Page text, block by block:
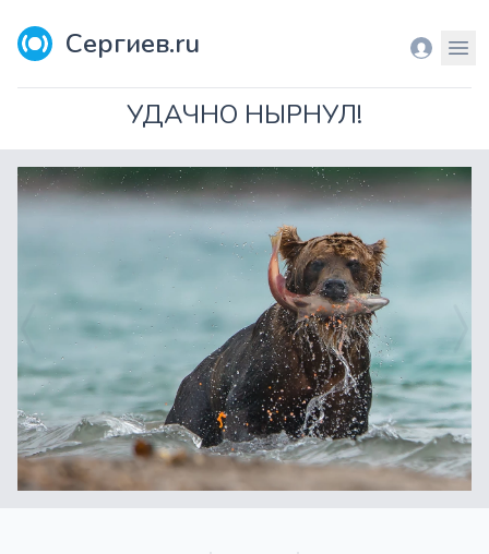
Сергиев.ru Вход
УДАЧНО НЫРНУЛ!